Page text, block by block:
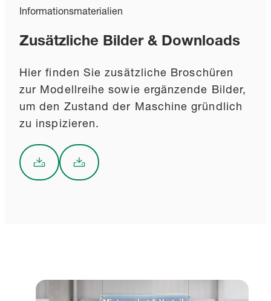
Informationsmaterialien
Zusätzliche Bilder & Downloads
Hier finden Sie zusätzliche Broschüren
zur Modellreihe sowie ergänzende Bilder,
um den Zustand der Maschine gründlich
zu inspizieren.